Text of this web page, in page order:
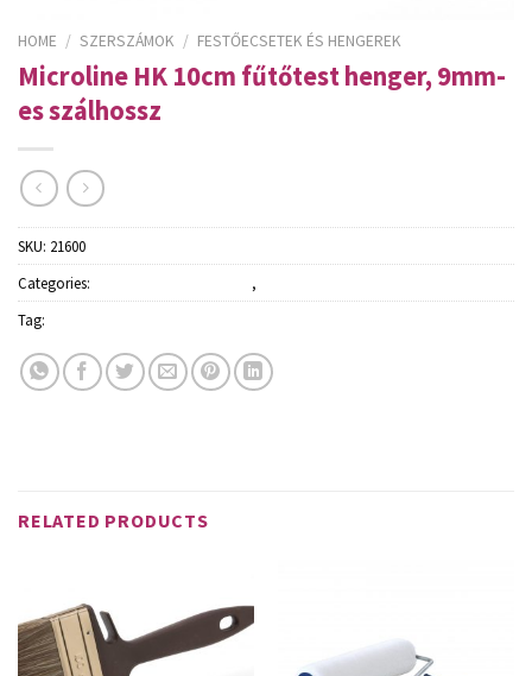
HOME / SZERSZÁMOK / FESTŐECSETEK ÉS HENGEREK
Microline HK 10cm fűtőtest henger, 9mm-
es szálhossz
SKU: 21600
Categories:
,
Tag:
RELATED PRODUCTS